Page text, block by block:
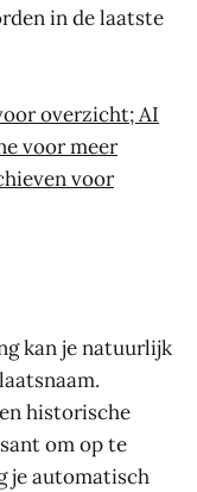
in de laatste
overzicht; AI
voor meer
voor
kan je natuurlijk
historische
om op te
je automatisch